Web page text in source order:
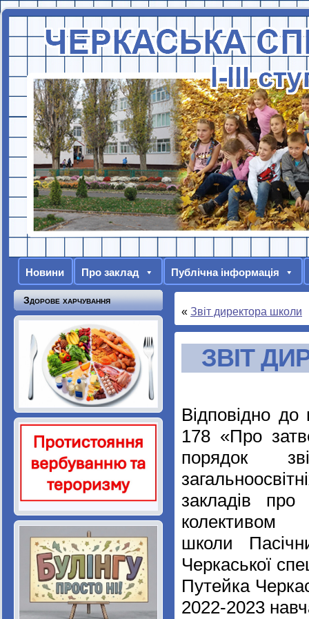
Новини Про заклад Публічна інформація
Здорове харчування
« Звіт директора школи
ЗВІТ
Відповідно
178 «Про
порядок
закладів про
школи
Черкаської
Путейка
2022-2023